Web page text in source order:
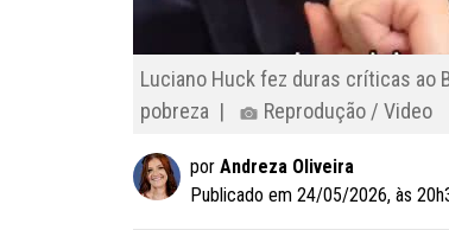
Luciano Huck fez duras críticas ao
pobreza |
Reprodução / Video
por Andreza Oliveira
Publicado em 24/05/2026, às